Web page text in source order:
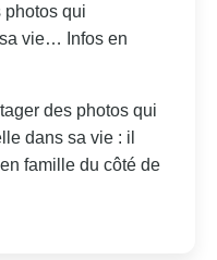
photos qui
vie… Infos en
des photos qui
dans sa vie : il
famille du côté de